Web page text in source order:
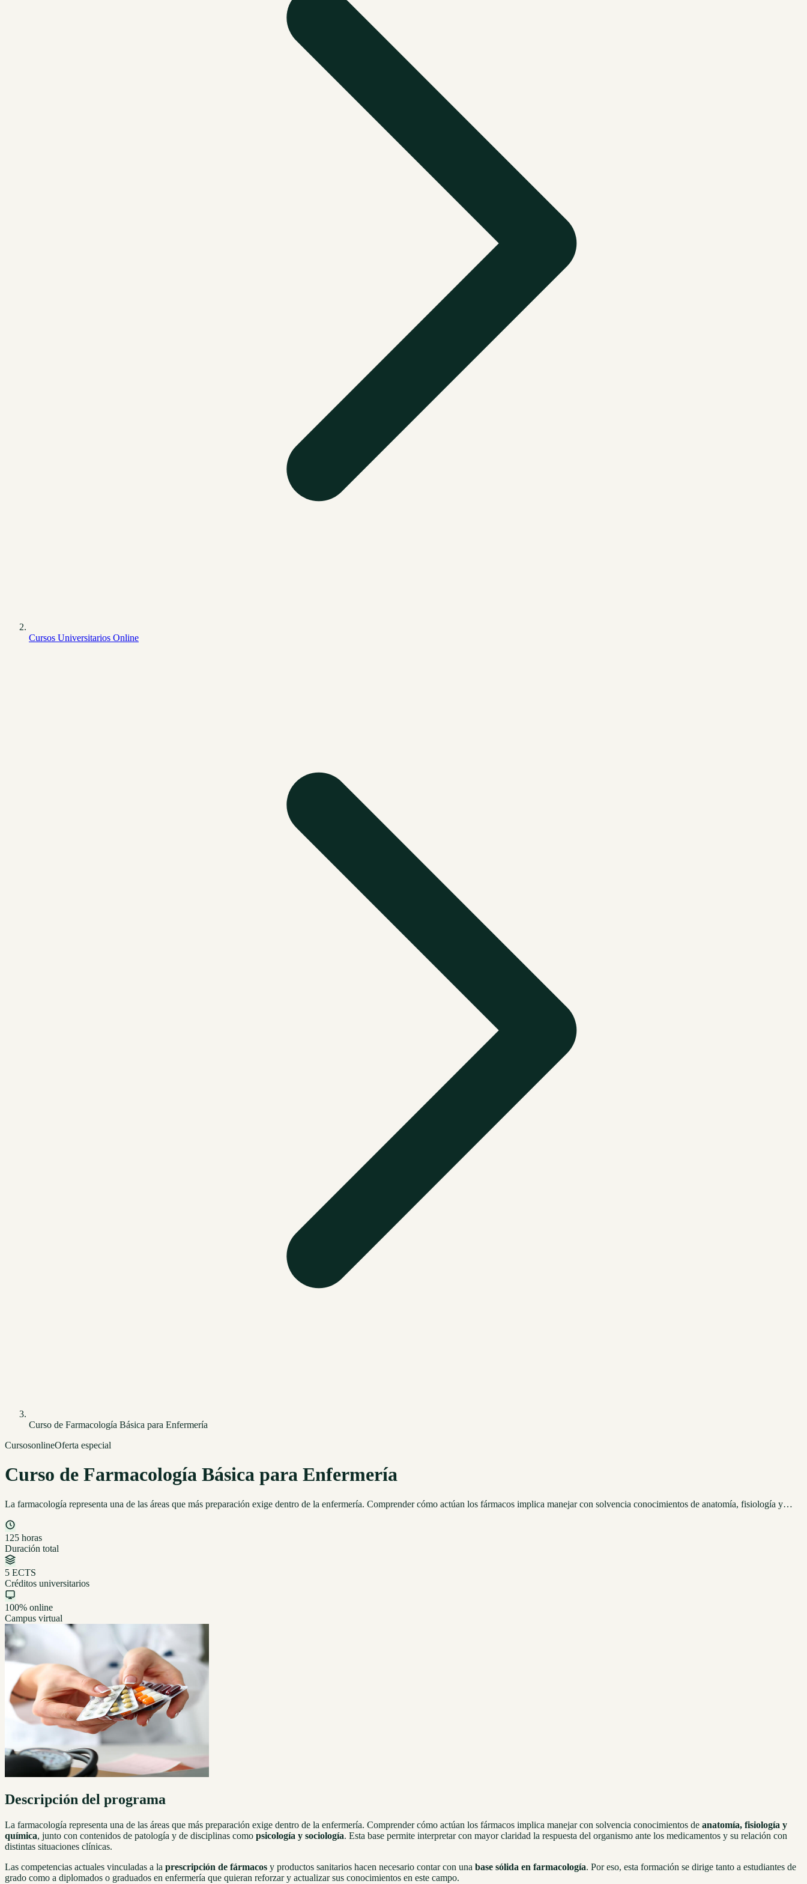
Cursos Universitarios Online
Curso de Farmacología Básica para Enfermería
CursosonlineOferta especial
Curso de Farmacología Básica para Enfermería
La farmacología representa una de las áreas que más preparación exige dentro de la enfermería. Comprender cómo actúan los fármacos implica manejar con solvencia conocimientos de anatomía, fisiología y…
125 horas
Duración total
5 ECTS
Créditos universitarios
100% online
Campus virtual
Descripción del programa
La farmacología representa una de las áreas que más preparación exige dentro de la enfermería. Comprender cómo actúan los fármacos implica manejar con solvencia conocimientos de anatomía, fisiología y
química, junto con contenidos de patología y de disciplinas como psicología y sociología. Esta base permite interpretar con mayor claridad la respuesta del organismo ante los medicamentos y su relación con
distintas situaciones clínicas.
Las competencias actuales vinculadas a la prescripción de fármacos y productos sanitarios hacen necesario contar con una base sólida en farmacología. Por eso, esta formación se dirige tanto a estudiantes de
grado como a diplomados o graduados en enfermería que quieran reforzar y actualizar sus conocimientos en este campo.